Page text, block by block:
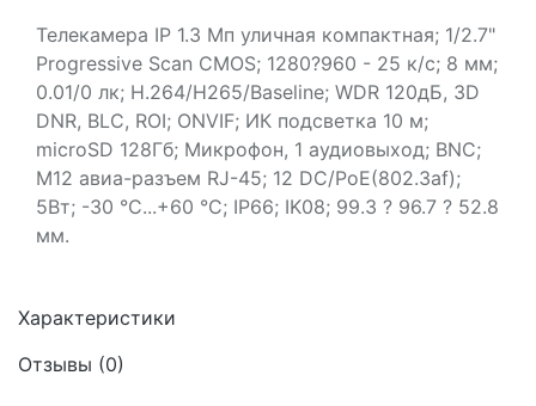
Телекамера IP 1.3 Мп уличная компактная; 1/2.7"
Progressive Scan CMOS; 1280?960 - 25 к/с; 8 мм;
0.01/0 лк; H.264/H265/Baseline; WDR 120дБ, 3D
DNR, BLC, ROI; ONVIF; ИК подсветка 10 м;
microSD 128Гб; Микрофон, 1 аудиовыход; BNC;
M12 авиа-разъем RJ-45; 12 DC/PoE(802.3af);
5Вт; -30 °C...+60 °C; IP66; IK08; 99.3 ? 96.7 ? 52.8
мм.
Характеристики
Отзывы (0)